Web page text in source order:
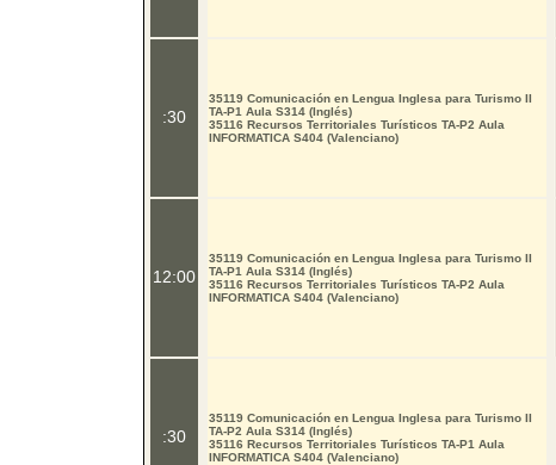
:30
12:00
:30
35119 Comunicación en Lengua Inglesa para Turismo II
TA-P1 Aula S314 (Inglés)
35116 Recursos Territoriales Turísticos TA-P2 Aula
INFORMATICA S404 (Valenciano)
35119 Comunicación en Lengua Inglesa para Turismo II
TA-P1 Aula S314 (Inglés)
35116 Recursos Territoriales Turísticos TA-P2 Aula
INFORMATICA S404 (Valenciano)
35119 Comunicación en Lengua Inglesa para Turismo II
TA-P2 Aula S314 (Inglés)
35116 Recursos Territoriales Turísticos TA-P1 Aula
INFORMATICA S404 (Valenciano)